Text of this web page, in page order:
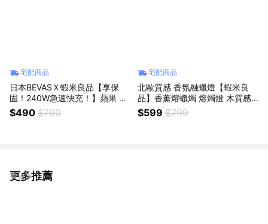
宅配商品
日本BEVASＸ蝦米良品【享保
固！240W急速快充！】蘋果 安
卓 PD急速充電線 快充線 iPhone
傳輸線 iPad Mac 生日禮物/實用
$490 $790
宅配商品
北歐質感 香氛融蠟燈【蝦米良
品】香薰熔蠟燭 熔燭燈 木質感
復古 融燭燈家用創意臺燈 插電
調光燭臺 進口質感橡木 聖誕節
$599 $799
更多推薦
看更多